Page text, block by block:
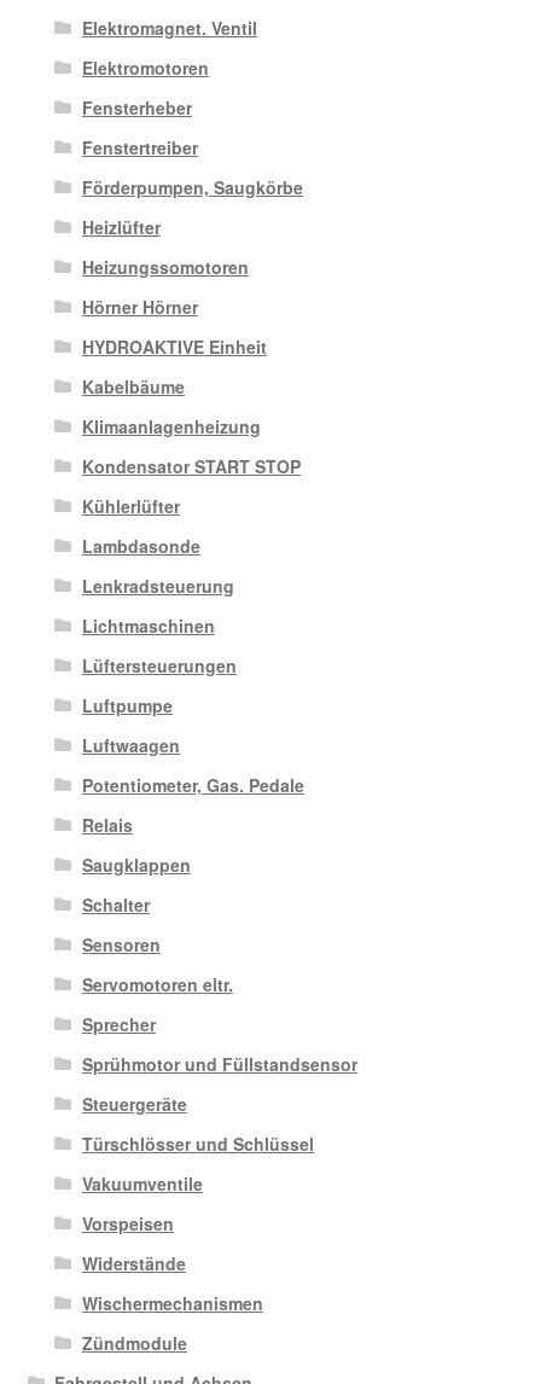
Elektromagnet. Ventil
Elektromotoren
Fensterheber
Fenstertreiber
Förderpumpen, Saugkörbe
Heizlüfter
Heizungssomotoren
Hörner Hörner
HYDROAKTIVE Einheit
Kabelbäume
Klimaanlagenheizung
Kondensator START STOP
Kühlerlüfter
Lambdasonde
Lenkradsteuerung
Lichtmaschinen
Lüftersteuerungen
Luftpumpe
Luftwaagen
Potentiometer, Gas. Pedale
Relais
Saugklappen
Schalter
Sensoren
Servomotoren eltr.
Sprecher
Sprühmotor und Füllstandsensor
Steuergeräte
Türschlösser und Schlüssel
Vakuumventile
Vorspeisen
Widerstände
Wischermechanismen
Zündmodule